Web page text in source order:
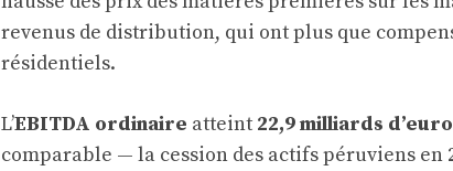
revenus de distribution, qui ont plus que
résidentiels.
L’EBITDA ordinaire atteint 22,9 milliards
comparable — la cession des actifs péruviens en